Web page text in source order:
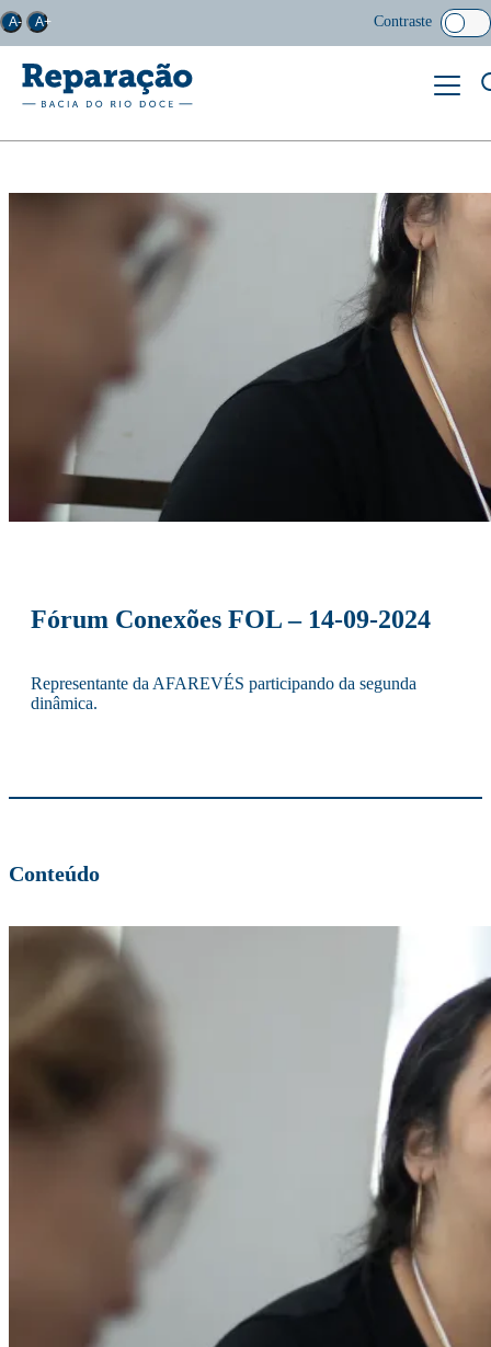
A- A+ Contraste
Fórum Conexões FOL – 14-09-2024
Representante da AFAREVÉS participando da segunda
dinâmica.
Conteúdo